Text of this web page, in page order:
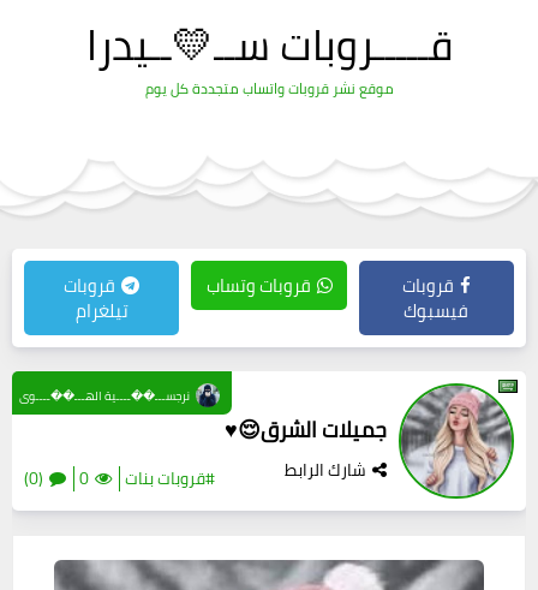
قـــــروبات ســ💛ــيدرا
موقع نشر قروبات واتساب متجددة كل يوم
قروبات
فيسبوك
قروبات وتساب قروبات
تيلغرام
جميلات الشرق😌♥️
شارك الرابط #قروبات بنات 0
(0)
نرجســـ��ــــية الهـــ��ــــوى